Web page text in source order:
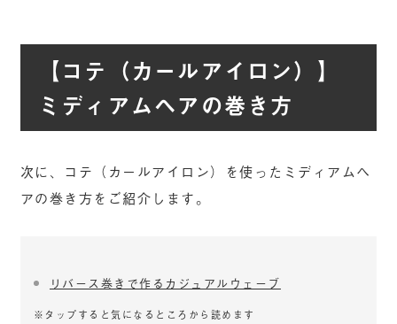
【コテ（カールアイロン）】
ミディアムヘアの巻き方
次に、コテ（カールアイロン）を使ったミディアムヘ
アの巻き方をご紹介します。
リバース巻きで作るカジュアルウェーブ
※タップすると気になるところから読めます